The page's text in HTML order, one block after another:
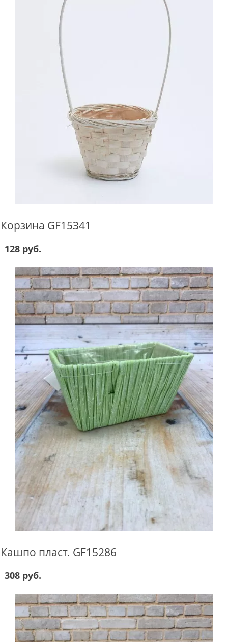
Корзина GF15341
128 руб.
Кашпо пласт. GF15286
308 руб.